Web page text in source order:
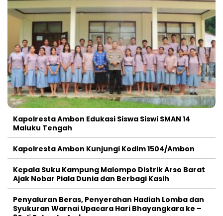
Kapolresta Ambon Edukasi Siswa Siswi SMAN 14
Maluku Tengah
Kapolresta Ambon Kunjungi Kodim 1504/Ambon
Kepala Suku Kampung Malompo Distrik Arso Barat
Ajak Nobar Piala Dunia dan Berbagi Kasih
Penyaluran Beras, Penyerahan Hadiah Lomba dan
Syukuran Warnai Upacara Hari Bhayangkara ke –